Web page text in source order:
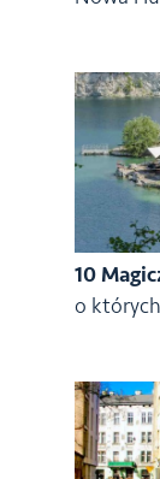
10
o